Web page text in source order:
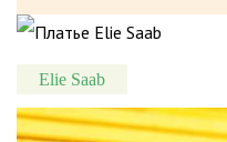
Elie Saab